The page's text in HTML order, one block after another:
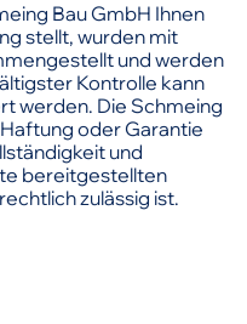
Bau GmbH Ihnen
stellt, wurden mit
und werden
Kontrolle kann
werden. Die Schmeing
oder Garantie
und
bereitgestellten
zulässig ist.